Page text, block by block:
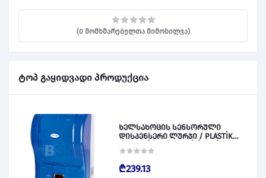
(0 მომხმარებელთა მიმოხილვა)
ტოპ გაყიდვადი პროდუქცია
ხელსახოცის სენსორული
დისპენსერი ლურჯი / PLASTİK
₾239.13